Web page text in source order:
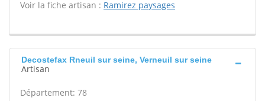
Voir la fiche artisan : Ramirez paysages
Decostefax Rneuil sur seine, Verneuil sur seine
Artisan
Département: 78